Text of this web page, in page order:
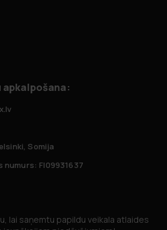
Somija
FI09931637
lai saņemtu papildu veikala atlaides